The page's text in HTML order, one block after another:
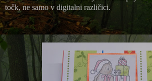
točk, ne samo v digitalni različici.